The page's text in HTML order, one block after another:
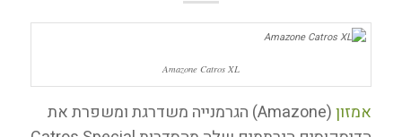
Amazone Catros XL
אמזון
(Amazone) הגרמנייה משדרגת ומשפרת את